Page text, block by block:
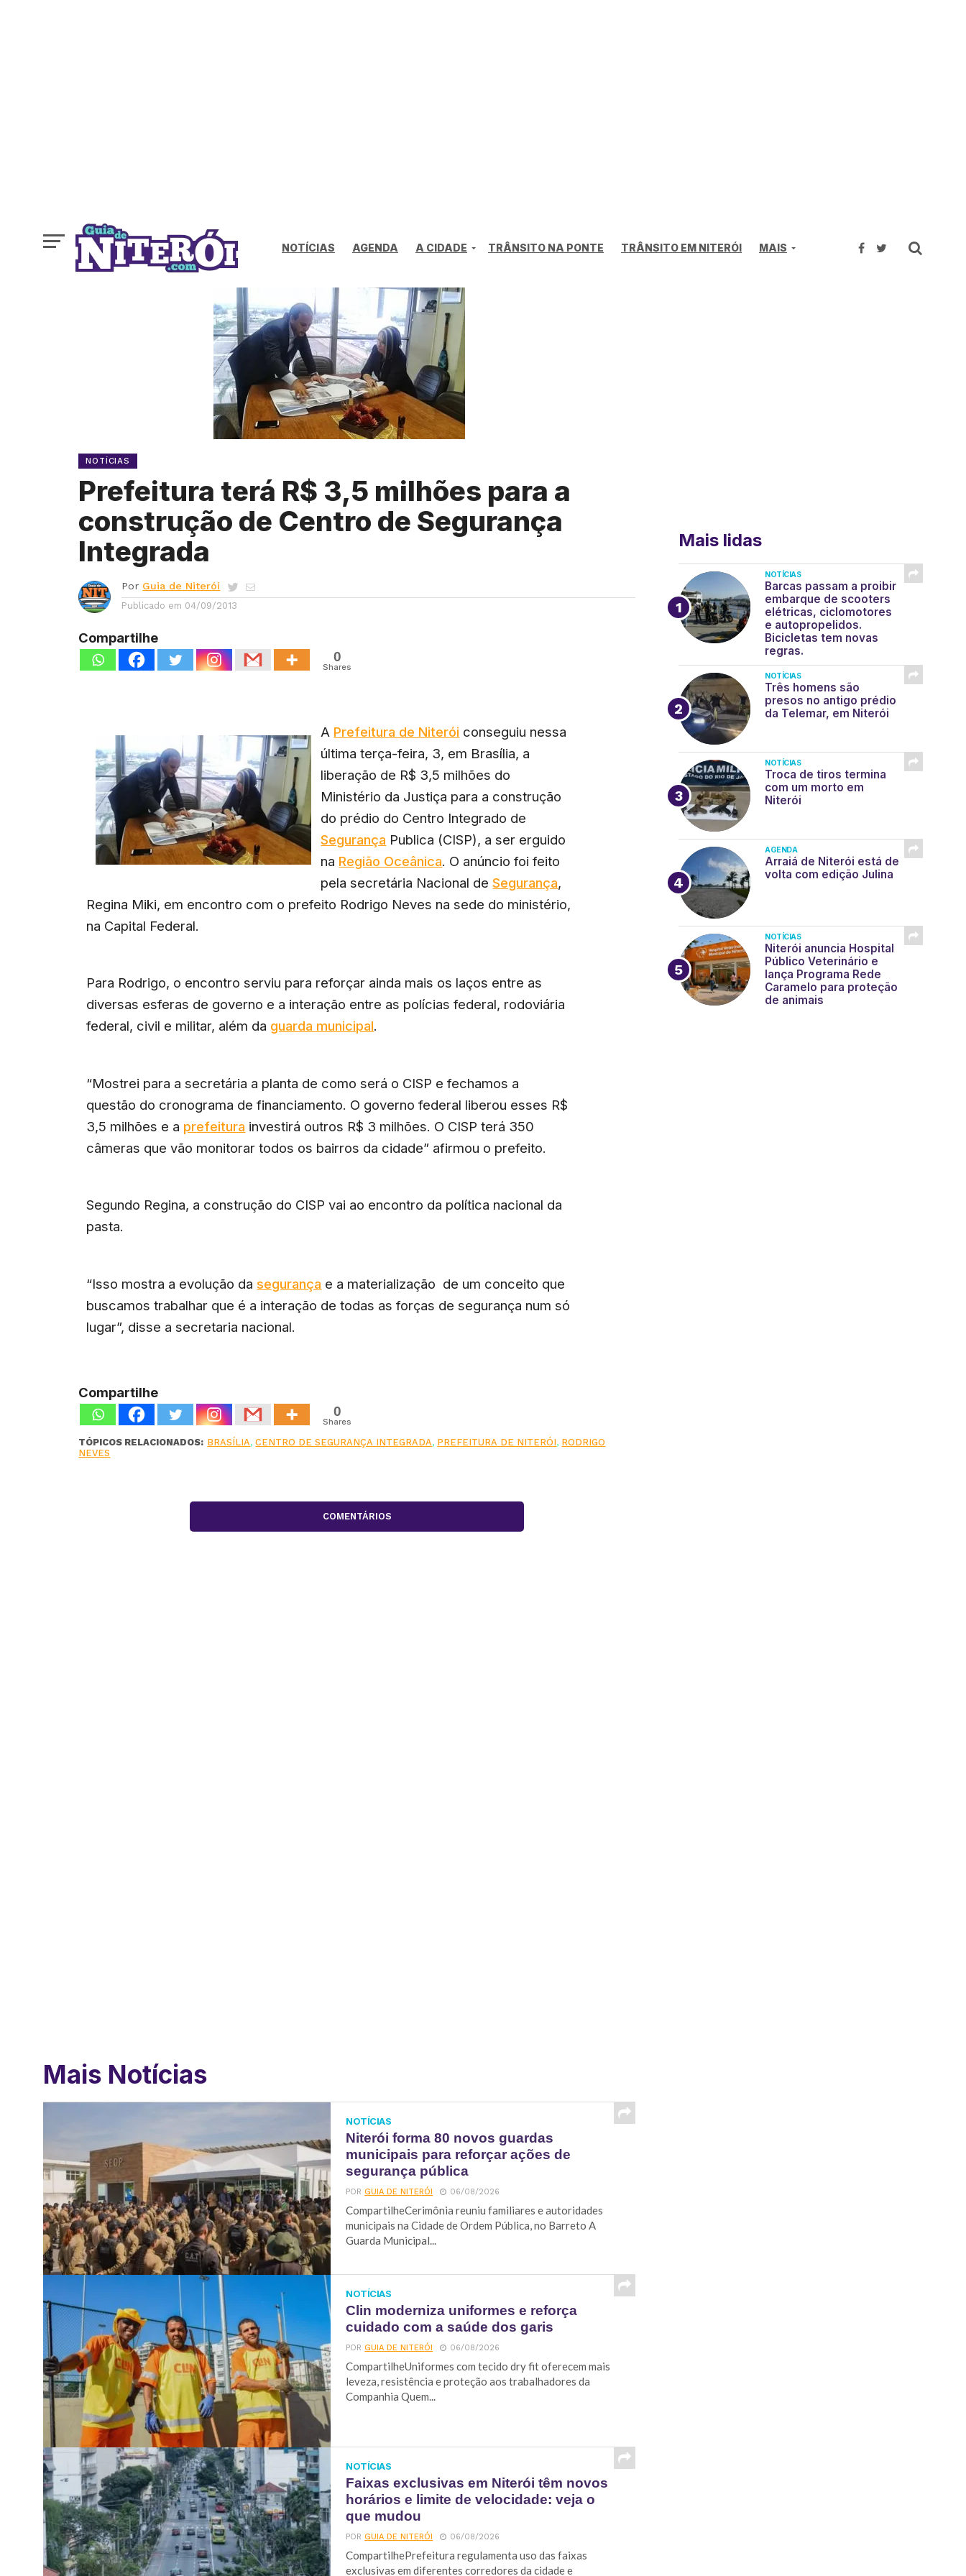
NOTÍCIAS AGENDA A CIDADE TRÂNSITO NA PONTE TRÂNSITO EM NITERÓI MAIS
NOTÍCIAS
Prefeitura terá R$ 3,5 milhões para a
construção de Centro de Segurança
Integrada
Por Guia de Niterói
Publicado em 04/09/2013
Compartilhe
0
Shares
A Prefeitura de Niterói conseguiu nessa
última terça-feira, 3, em Brasília, a
liberação de R$ 3,5 milhões do
Ministério da Justiça para a construção
do prédio do Centro Integrado de
Segurança Publica (CISP), a ser erguido
na Região Oceânica. O anúncio foi feito
pela secretária Nacional deSegurança,
Regina Miki, em encontro com o prefeito Rodrigo Neves na sede do ministério,
na Capital Federal.
Para Rodrigo, o encontro serviu para reforçar ainda mais os laços entre as
diversas esferas de governo e a interação entre as polícias federal, rodoviária
federal, civil e militar, além da guarda municipal.
“Mostrei para a secretária a planta de como será o CISP e fechamos a
questão do cronograma de financiamento. O governo federal liberou esses R$
3,5 milhões e a prefeitura investirá outros R$ 3 milhões. O CISP terá 350
câmeras que vão monitorar todos os bairros da cidade” afirmou o prefeito.
Segundo Regina, a construção do CISP vai ao encontro da política nacional da
pasta.
“Isso mostra a evolução dasegurança e a materialização de um conceito que
buscamos trabalhar que é a interação de todas as forças de segurança num só
lugar”, disse a secretaria nacional.
Compartilhe
0
Shares
TÓPICOS RELACIONADOS: BRASÍLIA,CENTRO DE SEGURANÇA INTEGRADA, PREFEITURA DE NITERÓI, RODRIGO
NEVES
COMENTÁRIOS
Mais Notícias
NOTÍCIAS
Niterói forma 80 novos guardas
municipais para reforçar ações de
segurança pública
PORGUIA DE NITERÓI 06/08/2026
CompartilheCerimônia reuniu familiares e autoridades
municipais na Cidade de Ordem Pública, no Barreto A
Guarda Municipal...
NOTÍCIAS
Clin moderniza uniformes e reforça
cuidado com a saúde dos garis
PORGUIA DE NITERÓI 06/08/2026
CompartilheUniformes com tecido dry fit oferecem mais
leveza, resistência e proteção aos trabalhadores da
Companhia Quem...
NOTÍCIAS
Faixas exclusivas em Niterói têm novos
horários e limite de velocidade: veja o
que mudou
PORGUIA DE NITERÓI 06/08/2026
CompartilhePrefeitura regulamenta uso das faixas
exclusivas em diferentes corredores da cidade e
Mais lidas
NOTÍCIAS
Barcas passam a proibir
embarque de scooters
elétricas, ciclomotores
e autopropelidos.
Bicicletas tem novas
regras.
NOTÍCIAS
Três homens são
presos no antigo prédio
da Telemar, em Niterói
NOTÍCIAS
Troca de tiros termina
com um morto em
Niterói
AGENDA
Arraiá de Niterói está de
volta com edição Julina
NOTÍCIAS
Niterói anuncia Hospital
Público Veterinário e
lança Programa Rede
Caramelo para proteção
de animais